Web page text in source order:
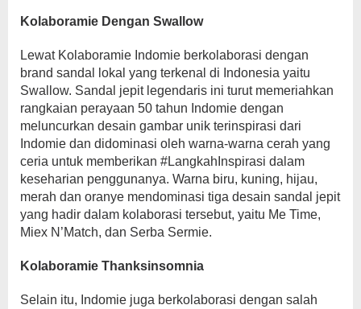
Kolaboramie Dengan Swallow
Lewat Kolaboramie Indomie berkolaborasi dengan
brand sandal lokal yang terkenal di Indonesia yaitu
Swallow. Sandal jepit legendaris ini turut memeriahkan
rangkaian perayaan 50 tahun Indomie dengan
meluncurkan desain gambar unik terinspirasi dari
Indomie dan didominasi oleh warna-warna cerah yang
ceria untuk memberikan #LangkahInspirasi dalam
keseharian penggunanya. Warna biru, kuning, hijau,
merah dan oranye mendominasi tiga desain sandal jepit
yang hadir dalam kolaborasi tersebut, yaitu Me Time,
Miex N’Match, dan Serba Sermie.
Kolaboramie Thanksinsomnia
Selain itu, Indomie juga berkolaborasi dengan salah